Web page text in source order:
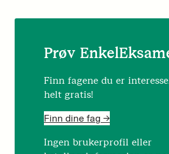
Prøv
Finn fagene du er
helt gratis!
Finn dine fag ->
Ingen brukerprofil eller